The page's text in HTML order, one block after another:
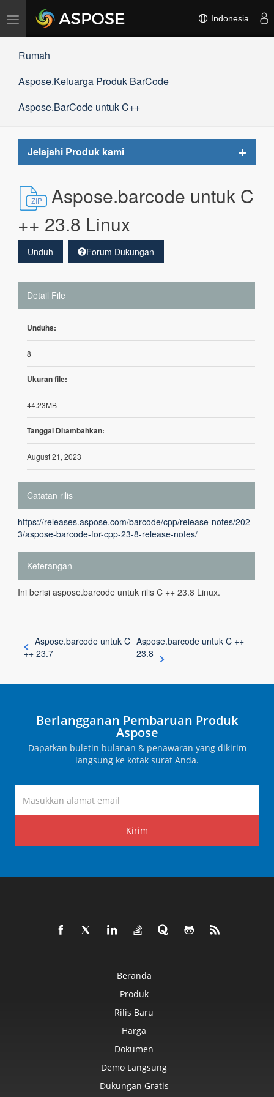
Alihkan
navigasi
Indonesia
Rumah
Aspose.Keluarga Produk BarCode
Aspose.BarCode untuk C++
Jelajahi Produk kami
Toggle
Aspose.barcode untuk C
++ 23.8 Linux
Unduh Forum Dukungan
Detail File
Unduhs:
8
Ukuran file:
44.23MB
Tanggal Ditambahkan:
August 21, 2023
Catatan rilis
https://releases.aspose.com/barcode/cpp/release-notes/202
3/aspose-barcode-for-cpp-23-8-release-notes/
Keterangan
Ini berisi aspose.barcode untuk rilis C ++ 23.8 Linux.
Aspose.barcode untuk C
++ 23.7
Aspose.barcode untuk C ++
23.8
Berlangganan Pembaruan Produk
Aspose
Dapatkan buletin bulanan & penawaran yang dikirim
langsung ke kotak surat Anda.
Kirim
Beranda
Produk
Rilis Baru
Harga
Dokumen
Demo Langsung
Dukungan Gratis